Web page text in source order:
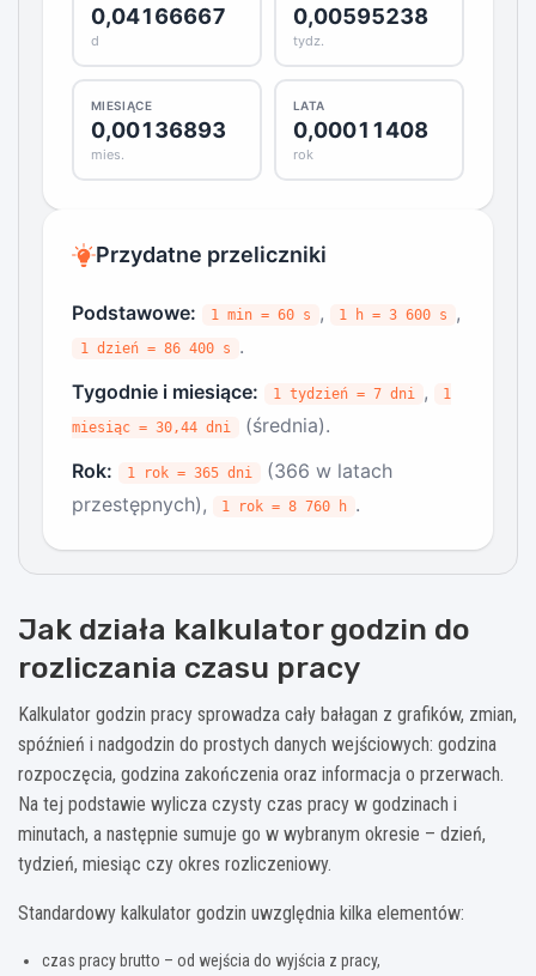
0,04166667
d
0,00595238
tydz.
MIESIĄCE
0,00136893
mies.
LATA
0,00011408
rok
Przydatne przeliczniki
Podstawowe: 1 min = 60 s , 1 h = 3 600 s ,
1 dzień = 86 400 s
.
Tygodnie i miesiące:
1 tydzień = 7 dni ,
1
miesiąc = 30,44 dni
(średnia).
Rok:
1 rok = 365 dni
(366 w latach
przestępnych),
1 rok = 8 760 h .
Jak działa kalkulator godzin do
rozliczania czasu pracy
Kalkulator godzin pracy sprowadza cały bałagan z grafików, zmian,
spóźnień i nadgodzin do prostych danych wejściowych: godzina
rozpoczęcia, godzina zakończenia oraz informacja o przerwach.
Na tej podstawie wylicza czysty czas pracy w godzinach i
minutach, a następnie sumuje go w wybranym okresie – dzień,
tydzień, miesiąc czy okres rozliczeniowy.
Standardowy kalkulator godzin uwzględnia kilka elementów:
czas pracy brutto – od wejścia do wyjścia z pracy,